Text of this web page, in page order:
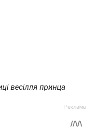
весілля принца